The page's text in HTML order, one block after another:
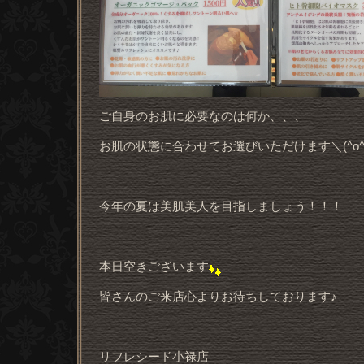
ご自身のお肌に必要なのは何か、、、
お肌の状態に合わせてお選びいただけます＼
今年の夏は美肌美人を目指しましょう！！！
本日空きございます
皆さんのご来店心よりお待ちしております♪
リフレシード小禄店